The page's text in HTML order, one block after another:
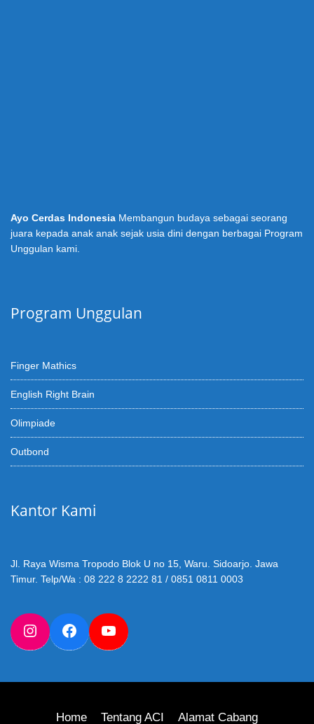
Ayo Cerdas Indonesia Membangun budaya sebagai seorang
juara kepada anak anak sejak usia dini dengan berbagai Program
Unggulan kami.
Program Unggulan
Finger Mathics
English Right Brain
Olimpiade
Outbond
Kantor Kami
Jl. Raya Wisma Tropodo Blok U no 15, Waru. Sidoarjo. Jawa
Timur. Telp/Wa : 08 222 8 2222 81 / 0851 0811 0003
InstagramFacebookYouTube
Home Tentang ACI Alamat Cabang